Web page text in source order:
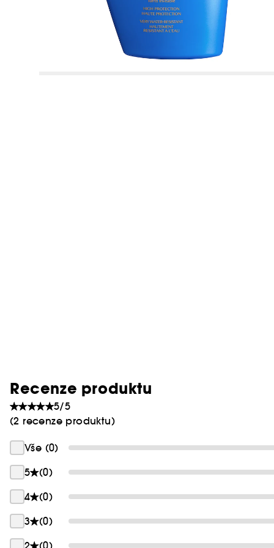
Recenze produktu
5/5
(2 recenze produktu)
Vše (0)
5
(0)
4
(0)
3
(0)
2
(0)